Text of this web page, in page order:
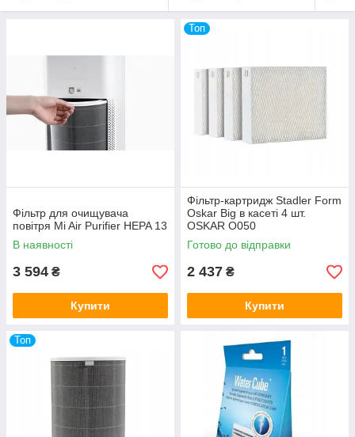
Фільтр для очищувача
повітря Mi Air Purifier HEPA 13
В наявності
3 594 ₴
Купити
Топ
Фільтр-картридж Stadler Form
Oskar Big в касеті 4 шт.
OSKAR O050
Готово до відправки
2 437 ₴
Купити
Топ